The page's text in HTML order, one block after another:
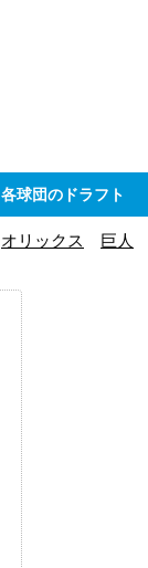
各球団のドラフト
オリックス 巨人